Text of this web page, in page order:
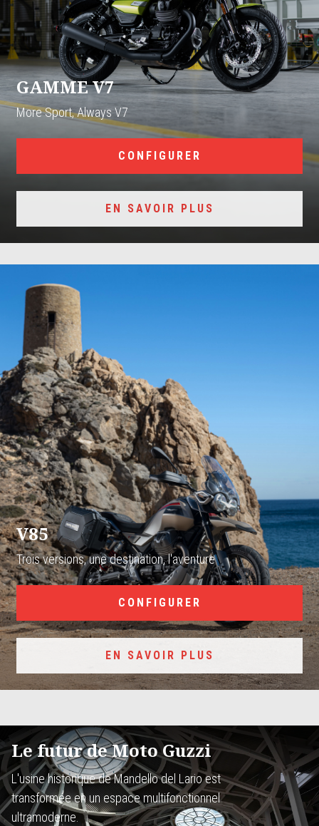
GAMME V7
More Sport, Always V7
CONFIGURER
EN SAVOIR PLUS
V85
Trois versions, une destination, l'aventure
CONFIGURER
EN SAVOIR PLUS
Le futur de Moto Guzzi
L'usine historique de Mandello del Lario est
transformée en un espace multifonctionnel
ultramoderne.